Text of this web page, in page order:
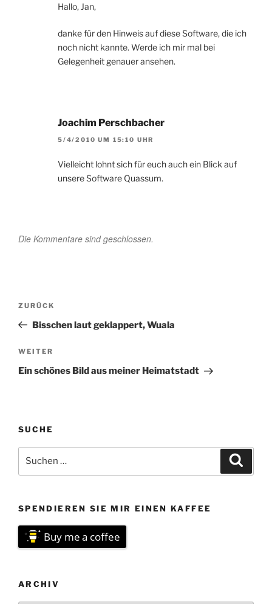
Hallo, Jan,
danke für den Hinweis auf diese Software, die ich
noch nicht kannte. Werde ich mir mal bei
Gelegenheit genauer ansehen.
Joachim Perschbacher
5/4/2010 UM 15:10 UHR
Vielleicht lohnt sich für euch auch ein Blick auf
unsere Software Quassum.
Die Kommentare sind geschlossen.
Beitragsnavigation
Vorheriger
Beitrag
ZURÜCK
Bisschen laut geklappert, Wuala
Nächster
Beitrag
WEITER
Ein schönes Bild aus meiner Heimatstadt
SUCHE
nach:
SPENDIEREN SIE MIR EINEN KAFFEE
Buy me a coffee
ARCHIV